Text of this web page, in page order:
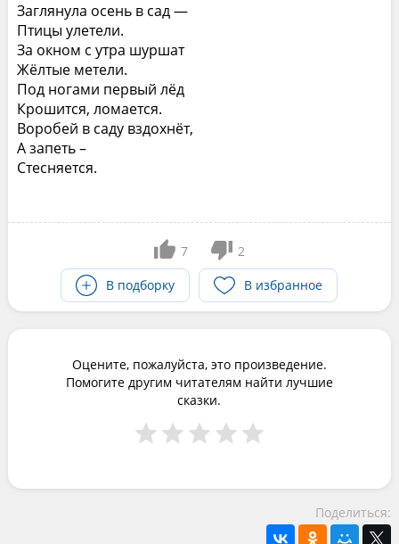
Заглянула осень в сад —
Птицы улетели.
За окном с утра шуршат
Жёлтые метели.
Под ногами первый лёд
Крошится, ломается.
Воробей в саду вздохнёт,
А запеть –
Стесняется.
7
2
В подборку
В избранное
Оцените, пожалуйста, это произведение.
Помогите другим читателям найти лучшие
сказки.
Поделиться: